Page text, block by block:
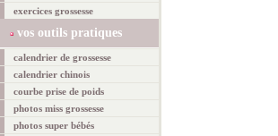
exercices grossesse
vos outils pratiques
calendrier de grossesse
calendrier chinois
courbe prise de poids
photos miss grossesse
photos super bébés